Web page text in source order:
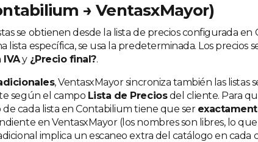
→ VentasxMayor)
se obtienen desde la lista de precios configurada en
lista específica, se usa la predeterminada. Los precios
IVAy ¿Precio final?.
, VentasxMayor sincroniza también las listas
según el campo Lista de Preciosdel cliente. Para
cada lista en Contabilium tiene que ser
en VentasxMayor (los nombres son libres, lo que
implica un escaneo extra del catálogo en cada